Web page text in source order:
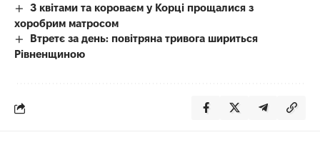
З квітами та короваєм у Корці прощалися з
хоробрим матросом
Втретє за день: повітряна тривога шириться
Рівненщиною